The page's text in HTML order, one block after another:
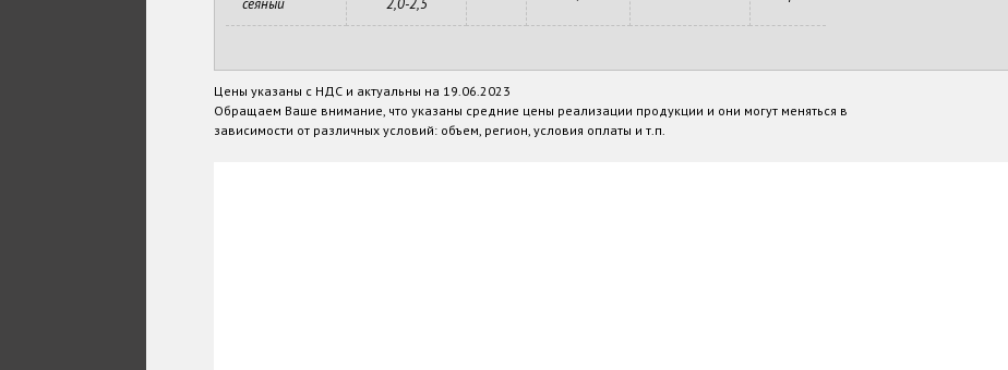
сеяный
2,0-2,5
Цены указаны с НДС и актуальны на 19.06.2023
Обращаем Ваше внимание, что указаны средние цены реализации продукции и они могут меняться в
зависимости от различных условий: объем, регион, условия оплаты и т.п.